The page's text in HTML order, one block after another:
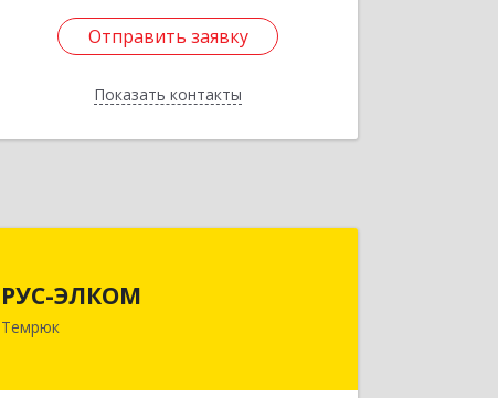
Отправить заявку
Показать контакты
Отправить заявку
Назад
РУС-ЭЛКОМ
Темрюк
Темрюкский р-н, Темрюк г, Ленина